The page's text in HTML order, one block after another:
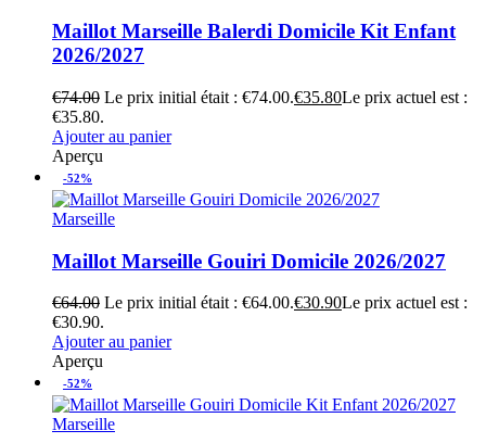
Maillot Marseille Balerdi Domicile Kit Enfant
2026/2027
€74.00 Le prix initial était : €74.00.€35.80Le prix actuel est :
€35.80.
Ajouter au panier
Aperçu
-52%
Marseille
Maillot Marseille Gouiri Domicile 2026/2027
€64.00 Le prix initial était : €64.00.€30.90Le prix actuel est :
€30.90.
Ajouter au panier
Aperçu
-52%
Marseille